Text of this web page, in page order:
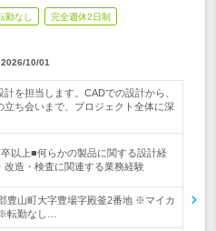
勤なし 完全週休2日制
2026/10/01
を担当します。CADでの設計から、
立ち会いまで、プロジェクト全体に深
以上■何らかの製品に関する設計経
改造・検査に関連する業務経験
豊山町大字豊場字殿釜2番地 ※マイカ
転勤なし…